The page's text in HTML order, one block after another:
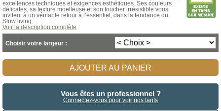
excellences techniques et exigences esthétiques. Ses couleurs
délicates, sa texture moelleuse et son toucher irrésistible vous
invitent à un véritable retour à l’essentiel, dans la tendance du
Slow living.
Voir la description complète
Choisir votre largeur :
AJOUTER AU PANIER
Vous êtes un professionnel ?
Connectez-vous pour voir nos tarifs